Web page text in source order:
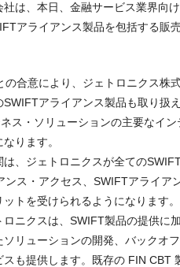
社は、本日、金融サービス業界向
アライアンス製品を包括する販
の合意により、ジェトロニクス株
SWIFTアライアンス製品も取り扱
ス・ソリューションの主要なイ
ります。
は、ジェトロニクスが全ての
ンス・アクセス、SWIFTアライア
トを受けられるようになります。
ロニクスは、SWIFT製品の提供に
ソリューションの開発、バックオ
スも提供します。既存の FIN CBT